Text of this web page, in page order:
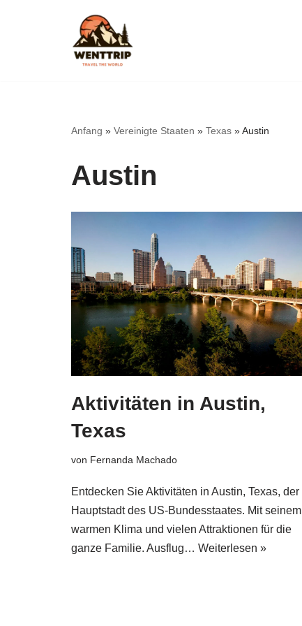
Anfang » Vereinigte Staaten » Texas »Austin
Austin
Aktivitäten in Austin,
Texas
von Fernanda Machado
Entdecken Sie Aktivitäten in Austin, Texas, der
Hauptstadt des US-Bundesstaates. Mit seinem
warmen Klima und vielen Attraktionen für die
ganze Familie. Ausflug… Weiterlesen »